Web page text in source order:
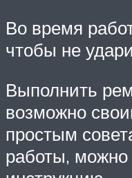
Во время
чтобы не
Выполнить
возможно
простым
работы, можно